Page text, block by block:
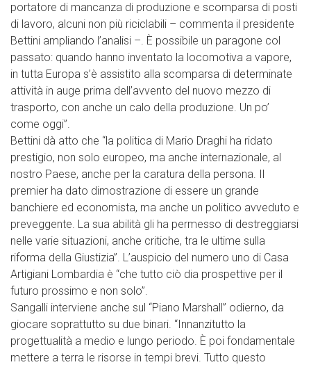
portatore di mancanza di produzione e scomparsa di posti
di lavoro, alcuni non più riciclabili – commenta il presidente
Bettini ampliando l’analisi –. È possibile un paragone col
passato: quando hanno inventato la locomotiva a vapore,
in tutta Europa s’è assistito alla scomparsa di determinate
attività in auge prima dell’avvento del nuovo mezzo di
trasporto, con anche un calo della produzione. Un po’
come oggi”.
Bettini dà atto che “la politica di Mario Draghi ha ridato
prestigio, non solo europeo, ma anche internazionale, al
nostro Paese, anche per la caratura della persona. Il
premier ha dato dimostrazione di essere un grande
banchiere ed economista, ma anche un politico avveduto e
preveggente. La sua abilità gli ha permesso di destreggiarsi
nelle varie situazioni, anche critiche, tra le ultime sulla
riforma della Giustizia”. L’auspicio del numero uno di Casa
Artigiani Lombardia è “che tutto ciò dia prospettive per il
futuro prossimo e non solo”.
Sangalli interviene anche sul “Piano Marshall” odierno, da
giocare soprattutto su due binari. “Innanzitutto la
progettualità a medio e lungo periodo. È poi fondamentale
mettere a terra le risorse in tempi brevi. Tutto questo